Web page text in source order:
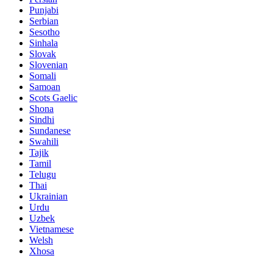
Punjabi
Serbian
Sesotho
Sinhala
Slovak
Slovenian
Somali
Samoan
Scots Gaelic
Shona
Sindhi
Sundanese
Swahili
Tajik
Tamil
Telugu
Thai
Ukrainian
Urdu
Uzbek
Vietnamese
Welsh
Xhosa